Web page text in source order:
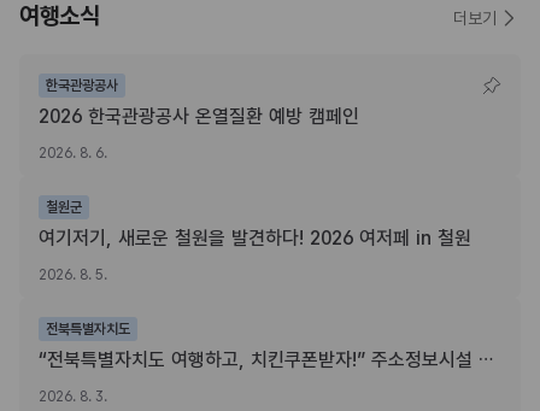
여행소식
한국관광공사
2026 한국관광공사 온열질환 예방 캠페인
2026. 8. 6.
철원군
여기저기, 새로운 철원을 발견하다! 2026 여저페 in 철원
2026. 8. 5.
전북특별자치도
“전북특별자치도 여행하고, 치킨쿠폰받자!” 주소정보시설 SNS 인증이벤트
2026. 8. 3.
더보기